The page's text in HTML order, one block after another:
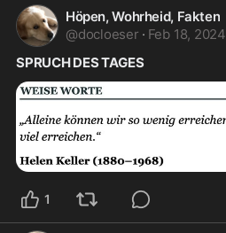
Höpen, Wohrheid, Fakten
@docloeser · Feb 18, 2024
SPRUCH DES TAGES
1